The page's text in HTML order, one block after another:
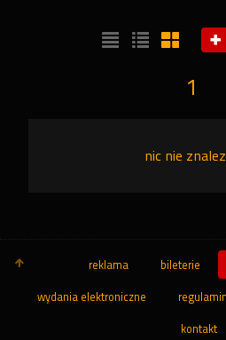
1
nic nie
reklama bileterie
wydania elektroniczne regulamin
kontakt